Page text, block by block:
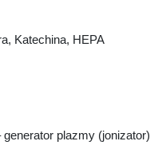
Katechina, HEPA
plazmy (jonizator)